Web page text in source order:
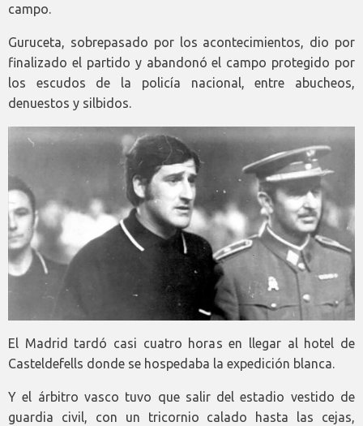
campo.
Guruceta, sobrepasado por los acontecimientos, dio por
finalizado el partido y abandonó el campo protegido por
los escudos de la policía nacional, entre abucheos,
denuestos y silbidos.
El Madrid tardó casi cuatro horas en llegar al hotel de
Casteldefells donde se hospedaba la expedición blanca.
Y el árbitro vasco tuvo que salir del estadio vestido de
guardia civil, con un tricornio calado hasta las cejas,